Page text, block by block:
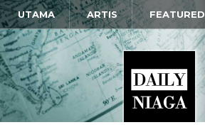
UTAMA ARTIS FEATURED